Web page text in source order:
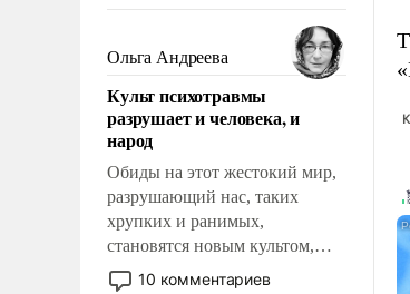
сложна и амбициозна. Однако
и ее реализация радикально
поднимет наши боевые
возможности.
Ольга Андреева
Культ психотравмы
разрушает и человека, и
народ
Обиды на этот жестокий мир,
разрушающий нас, таких
хрупких и ранимых,
становятся новым культом,
постепенно вытесняя и
10 комментариев